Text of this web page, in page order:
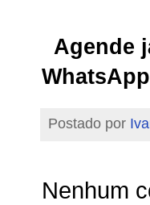
Agende
WhatsApp
Postado por
Nenhum